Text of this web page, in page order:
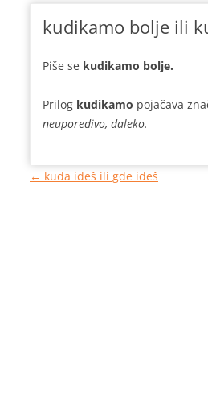
kudikamo bolje ili
Piše se kudikamo bolje.
Prilog kudikamo pojačava
neuporedivo, daleko.
Кретање
← kuda ideš ili gde ideš